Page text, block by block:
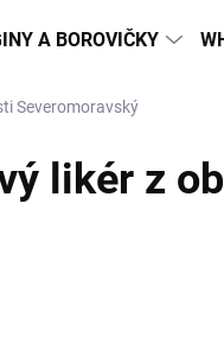
A BOROVIČKY
Severomoravský
likér z